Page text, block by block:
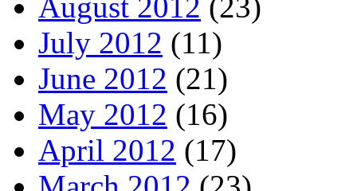
August 2012 (23)
July 2012 (11)
June 2012 (21)
May 2012 (16)
April 2012 (17)